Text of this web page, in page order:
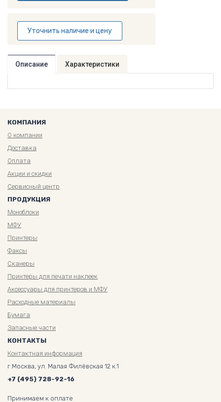
Уточнить наличие и цену
Описание Характеристики
КОМПАНИЯ
О компании
Доставка
Оплата
Акции и скидки
Сервисный центр
ПРОДУКЦИЯ
Моноблоки
МФУ
Принтеры
Факсы
Сканеры
Принтеры для печати наклеек
Аксессуары для принтеров и МФУ
Расходные материалы
Бумага
Запасные части
КОНТАКТЫ
Контактная информация
г.Москва, ул. Малая Филёвская 12 к.1
+7 (495) 728-92-16
Принимаем к оплате